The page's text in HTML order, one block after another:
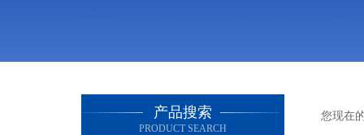
产品搜索
PRODUCT SEARCH
您现在